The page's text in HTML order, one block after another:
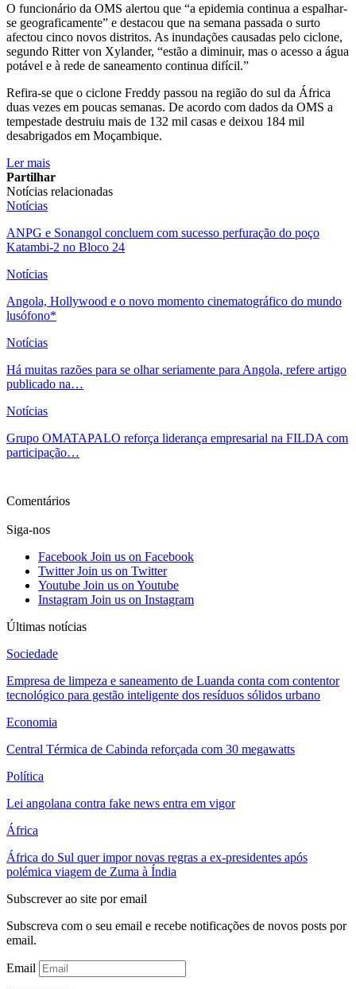
O funcionário da OMS alertou que “a epidemia continua a espalhar-
se geograficamente” e destacou que na semana passada o surto
afectou cinco novos distritos. As inundações causadas pelo ciclone,
segundo Ritter von Xylander, “estão a diminuir, mas o acesso a água
potável e à rede de saneamento continua difícil.”
Refira-se que o ciclone Freddy passou na região do sul da África
duas vezes em poucas semanas. De acordo com dados da OMS a
tempestade destruiu mais de 132 mil casas e deixou 184 mil
desabrigados em Moçambique.
Ler mais
Partilhar
Notícias relacionadas
Notícias
ANPG e Sonangol concluem com sucesso perfuração do poço
Katambi-2 no Bloco 24
Notícias
Angola, Hollywood e o novo momento cinematográfico do mundo
lusófono*
Notícias
Há muitas razões para se olhar seriamente para Angola, refere artigo
publicado na…
Notícias
Grupo OMATAPALO reforça liderança empresarial na FILDA com
participação…
Comentários
Siga-nos
Facebook Join us on Facebook
Twitter Join us on Twitter
Youtube Join us on Youtube
Instagram Join us on Instagram
Últimas notícias
Sociedade
Empresa de limpeza e saneamento de Luanda conta com contentor
tecnológico para gestão inteligente dos resíduos sólidos urbano
Economia
Central Térmica de Cabinda reforçada com 30 megawatts
Política
Lei angolana contra fake news entra em vigor
África
África do Sul quer impor novas regras a ex-presidentes após
polémica viagem de Zuma à Índia
Subscrever ao site por email
Subscreva com o seu email e recebe notificações de novos posts por
email.
Email